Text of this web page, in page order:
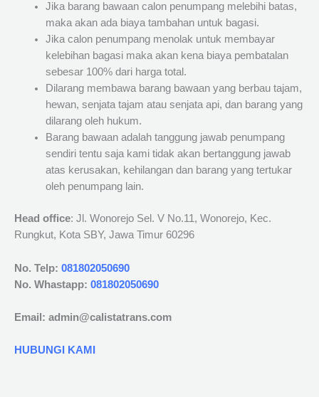
Jika barang bawaan calon penumpang melebihi batas,
maka akan ada biaya tambahan untuk bagasi.
Jika calon penumpang menolak untuk membayar
kelebihan bagasi maka akan kena biaya pembatalan
sebesar 100% dari harga total.
Dilarang membawa barang bawaan yang berbau tajam,
hewan, senjata tajam atau senjata api, dan barang yang
dilarang oleh hukum.
Barang bawaan adalah tanggung jawab penumpang
sendiri tentu saja kami tidak akan bertanggung jawab
atas kerusakan, kehilangan dan barang yang tertukar
oleh penumpang lain.
Head office: Jl. Wonorejo Sel. V No.11, Wonorejo, Kec.
Rungkut, Kota SBY, Jawa Timur 60296
No. Telp: 081802050690
No. Whastapp: 081802050690
Email: admin@calistatrans.com
HUBUNGI KAMI